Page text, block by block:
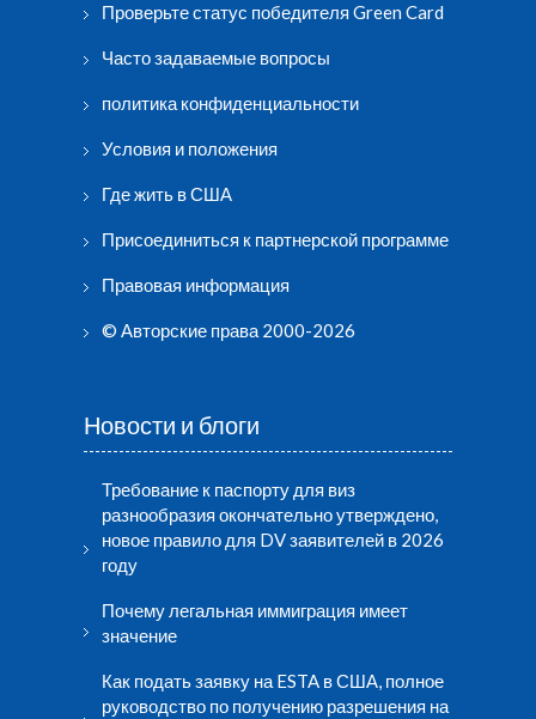
Проверьте статус победителя Green Card
Часто задаваемые вопросы
политика конфиденциальности
Условия и положения
Где жить в США
Присоединиться к партнерской программе
Правовая информация
© Авторские права 2000-2026
Новости и блоги
Требование к паспорту для виз
разнообразия окончательно утверждено,
новое правило для DV заявителей в 2026
году
Почему легальная иммиграция имеет
значение
Как подать заявку на ESTA в США, полное
руководство по получению разрешения на